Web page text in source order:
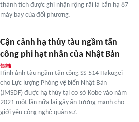
thành tích được ghi nhận rộng rãi là bắn hạ 87
máy bay của đối phương.
Cận cảnh hạ thủy tàu ngầm tấn
công phi hạt nhân của Nhật Bản
Hình ảnh tàu ngầm tấn công SS-514 Hakugei
cho Lực lượng Phòng vệ biển Nhật Bản
(JMSDF) được hạ thủy tại cơ sở Kobe vào năm
2021 một lần nữa lại gây ấn tượng mạnh cho
giới yêu công nghệ quân sự.